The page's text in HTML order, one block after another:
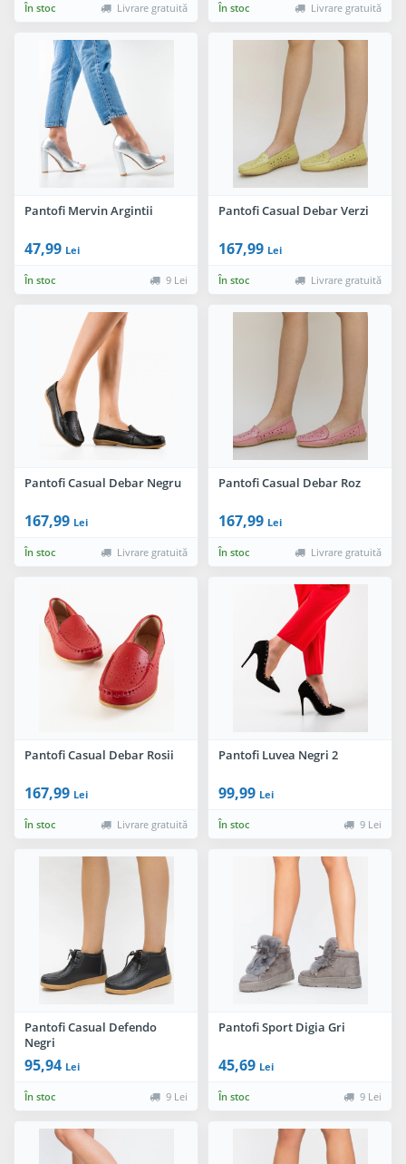
În stoc Livrare gratuită În stoc Livrare gratuită
Pantofi Mervin Argintii
47,99 Lei
În stoc 9 Lei
Pantofi Casual Debar Verzi
167,99 Lei
În stoc Livrare gratuită
Pantofi Casual Debar Negru
167,99 Lei
În stoc Livrare gratuită
Pantofi Casual Debar Roz
167,99 Lei
În stoc Livrare gratuită
Pantofi Casual Debar Rosii
167,99 Lei
În stoc Livrare gratuită
Pantofi Luvea Negri 2
99,99 Lei
În stoc 9 Lei
Pantofi Casual Defendo
Negri
95,94 Lei
În stoc 9 Lei
Pantofi Sport Digia Gri
45,69 Lei
În stoc 9 Lei